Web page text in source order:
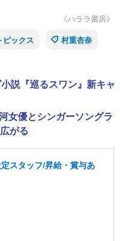
《ハララ書房》
ピックス 村重杏奈
説『巡るスワン』新キャ
女優とシンガーソングラ
がる
スタッフ/昇給・賞与あ